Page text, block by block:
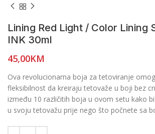
Lining Red Light / Color Lining
INK 30ml
45,00KM
Ova revolucionarna boja za tetoviranje
fleksibilnost da kreiraju tetovaže u boji bez
između 10 različitih boja u ovom setu kako
u svoju tetovažu prije nego što počnete sa